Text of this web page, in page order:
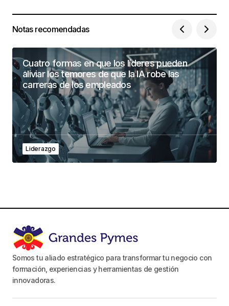
Notas recomendadas
Cuatro formas en que los líderes pueden
aliviar los temores de que la IA robe las
carreras de los empleados
Liderazgo
Somos tu aliado estratégico para transformar tu negocio con
formación, experiencias y herramientas de gestión
innovadoras.